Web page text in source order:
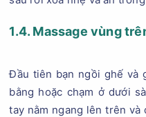
1.4. Massage vùng
Đầu tiên bạn ngồi ghế và
bằng hoặc chạm ở dưới
tay nằm ngang lên trên và